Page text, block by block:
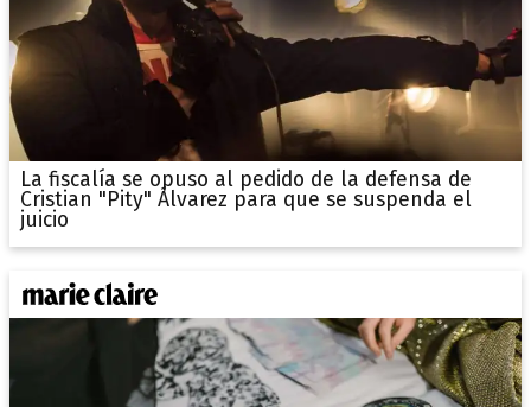
La fiscalía se opuso al pedido de la defensa de
Cristian "Pity" Álvarez para que se suspenda el
juicio